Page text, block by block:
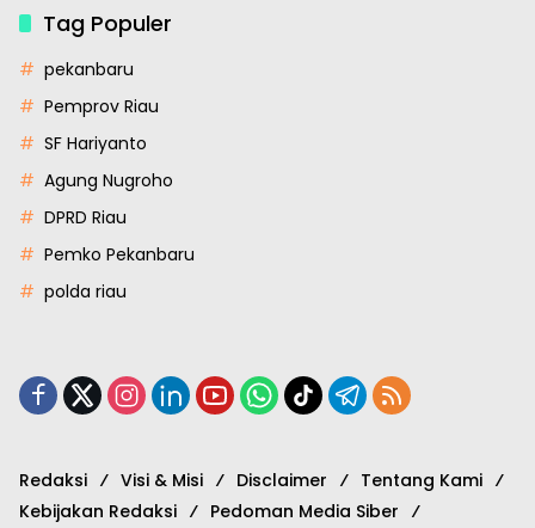
Tag Populer
pekanbaru
Pemprov Riau
SF Hariyanto
Agung Nugroho
DPRD Riau
Pemko Pekanbaru
polda riau
Redaksi Visi & Misi Disclaimer
Tentang Kami
Kebijakan Redaksi
Pedoman Media Siber